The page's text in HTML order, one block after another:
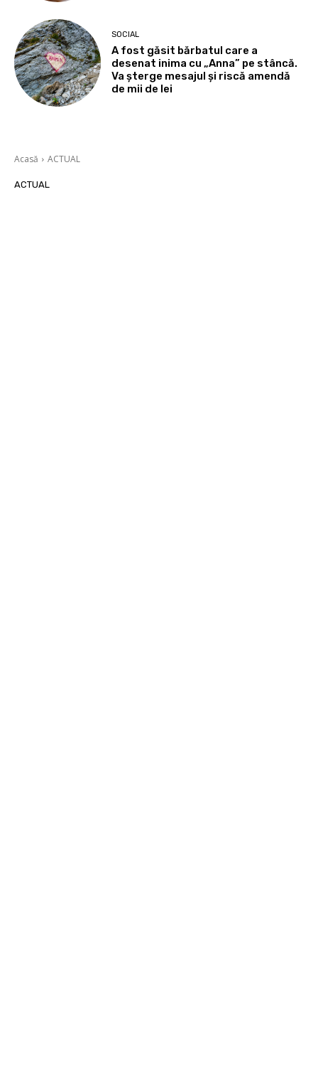
SOCIAL
A fost găsit bărbatul care a
desenat inima cu „Anna” pe stâncă.
Va șterge mesajul și riscă amendă
de mii de lei